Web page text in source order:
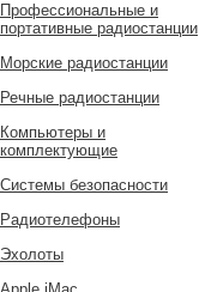
Профессиональные и
портативные радиостанции
Морские радиостанции
Речные радиостанции
Компьютеры и
комплектующие
Системы безопасности
Радиотелефоны
Эхолоты